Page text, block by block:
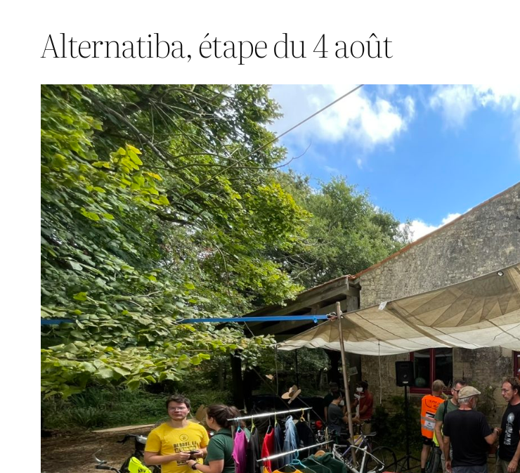
Alternatiba, étape du 4 août